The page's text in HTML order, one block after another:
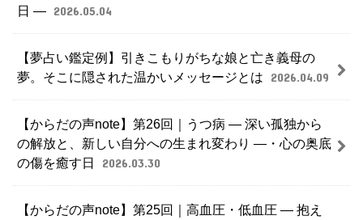
日 ― 2026.05.04
【夢占い鑑定例】引きこもりがちな娘と亡き義母の
夢。そこに隠された温かいメッセージとは
2026.04.09
【からだの声note】第26回｜うつ病 ― 深い孤独から
の解放と、新しい自分への生まれ変わり ―・心の奥底
の傷を癒す日
2026.03.30
【からだの声note】第25回｜高血圧・低血圧 ― 抱え